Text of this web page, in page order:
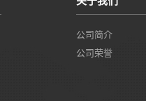
公司简介
公司荣誉